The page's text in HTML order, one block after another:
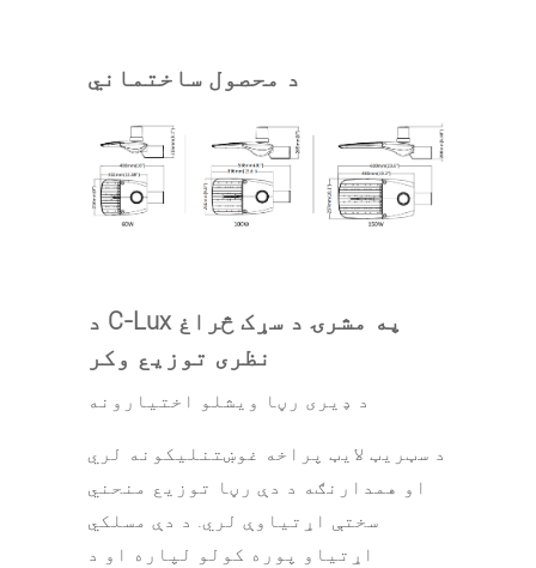
د محصول ساختماني
د C-Lux په مشرۍ د سړک څراغ
نظری توزیع وکر
د ډیری رڼا ویشلو اختیارونه
د سټریټ لایټ پراخه غوښتنلیکونه لري
او همدارنګه د دې رڼا توزیع منحني
سختې اړتیاوې لري. د دې مسلکي
اړتیاو پوره کولو لپاره او د